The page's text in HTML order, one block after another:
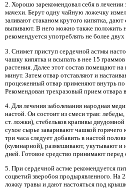
2. Хорошо зарекомендовал себя в лечении
мачехи. Берут одну чайную ложечку
заливают стаканом крутого кипятка,
выпивают. В него можно также положить
рекомендуется употреблять не более
3. Снимет приступ сердечной астмы
чашку кипятка и всыпать в нее 15
растения. Далее этот состав помещают
минут. Затем отвар отставляют и
процеженный отвар применяют внутрь
Рекомендован трехразовый прием отвара
4. Для лечения заболевания народная
настой. Он состоит из смеси трав:
ст. ложки), стебельков крапивы
сухое сырье заваривают чашкой горячего
три часа следует добавить в настой
(кулинарной), размешивают, укутывают и
дней. Готовое средство принимают перед
5. При сердечной астме рекомендуется
соцветий зверобоя продырявленного. На
ложку травы и дают настояться под